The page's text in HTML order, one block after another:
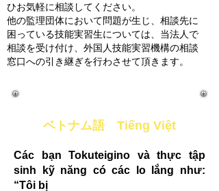
ひお気軽に相談してください。
他の監理団体において問題が生じ、相談先に
困っている技能実習生については、当法人で
相談を受け付け、外国人技能実習機構の相談
窓口への引き継ぎを行わさせて頂きます。
ベトナム語 Tiếng Việt
Các bạn Tokuteigino và thực tập
sinh kỹ năng có các lo lắng như:
“Tôi bị